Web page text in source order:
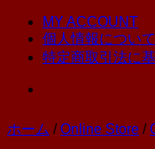
MY ACCOUNT
個人情報について
特定商取引法に
ホーム /Online Store /